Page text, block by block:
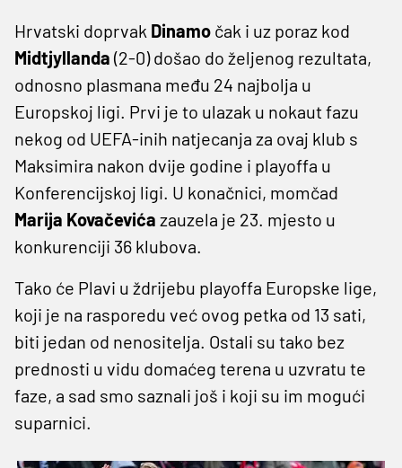
Hrvatski doprvak Dinamo čak i uz poraz kod
Midtjyllanda (2-0) došao do željenog rezultata,
odnosno plasmana među 24 najbolja u
Europskoj ligi. Prvi je to ulazak u nokaut fazu
nekog od UEFA-inih natjecanja za ovaj klub s
Maksimira nakon dvije godine i playoffa u
Konferencijskoj ligi. U konačnici, momčad
Marija Kovačevića zauzela je 23. mjesto u
konkurenciji 36 klubova.
Tako će Plavi u ždrijebu playoffa Europske lige,
koji je na rasporedu već ovog petka od 13 sati,
biti jedan od nenositelja. Ostali su tako bez
prednosti u vidu domaćeg terena u uzvratu te
faze, a sad smo saznali još i koji su im mogući
suparnici.